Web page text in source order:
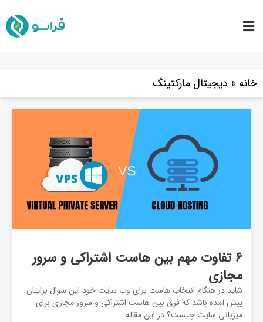
خانه » دیجیتال مارکتینگ
6 تفاوت مهم بین هاست اشتراکی و سرور
مجازی
شاید در هنگام انتخاب هاست برای وب سایت خود این سوال برایتان
پیش آمده باشد که فرق بین هاست اشتراکی و سرور مجازی برای
میزبانی سایت چیست؟ در این مقاله